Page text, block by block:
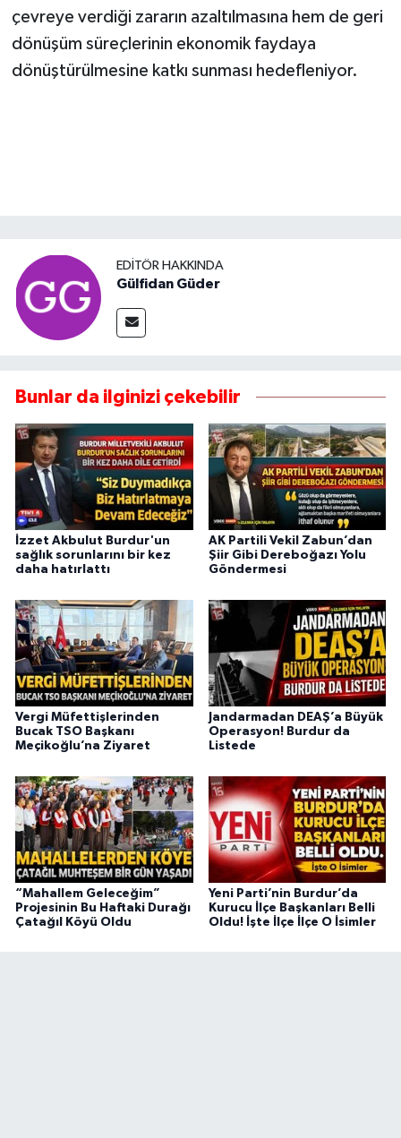
çevreye verdiği zararın azaltılmasına hem de geri
dönüşüm süreçlerinin ekonomik faydaya
dönüştürülmesine katkı sunması hedefleniyor.
EDITÖR HAKKINDA
Gülfidan Güder
Bunlar da ilginizi çekebilir
İzzet Akbulut Burdur'un
sağlık sorunlarını bir kez
daha hatırlattı
AK Partili Vekil Zabun’dan
Şiir Gibi Dereboğazı Yolu
Göndermesi
Vergi Müfettişlerinden
Bucak TSO Başkanı
Meçikoğlu’na Ziyaret
Jandarmadan DEAŞ’a Büyük
Operasyon! Burdur da
Listede
“Mahallem Geleceğim”
Projesinin Bu Haftaki Durağı
Çatağıl Köyü Oldu
Yeni Parti’nin Burdur’da
Kurucu İlçe Başkanları Belli
Oldu! İşte İlçe İlçe O İsimler